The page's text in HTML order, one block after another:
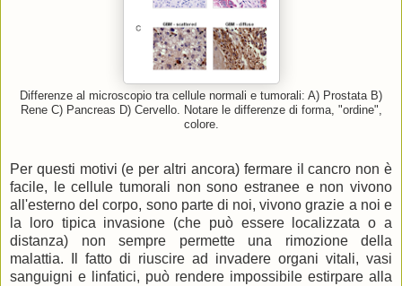
Differenze al microscopio tra cellule normali e tumorali: A) Prostata B)
Rene C) Pancreas D) Cervello. Notare le differenze di forma, "ordine",
colore.
Per questi motivi (e per altri ancora) fermare il cancro non è
facile, le cellule tumorali non sono estranee e non vivono
all'esterno del corpo, sono parte di noi, vivono grazie a noi e
la loro tipica invasione (che può essere localizzata o a
distanza) non sempre permette una rimozione della
malattia. Il fatto di riuscire ad invadere organi vitali, vasi
sanguigni e linfatici, può rendere impossibile estirpare alla